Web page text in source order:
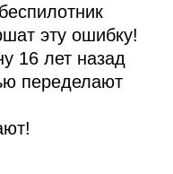
эту ошибку!
16 лет назад
переделают